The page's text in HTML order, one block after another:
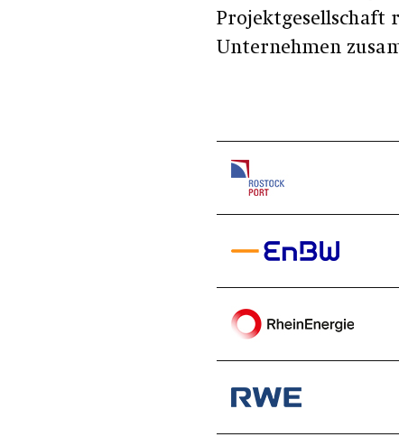
Projektgesellschaft
Unternehmen